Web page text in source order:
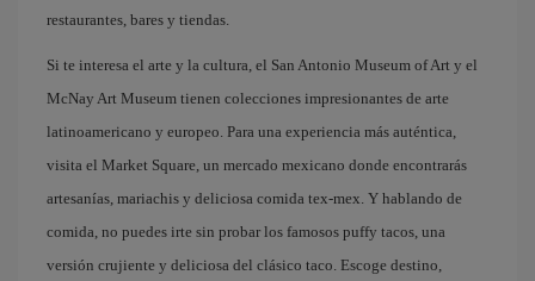
restaurantes, bares y tiendas.
Si te interesa el arte y la cultura, el San Antonio Museum of Art y el
McNay Art Museum tienen colecciones impresionantes de arte
latinoamericano y europeo. Para una experiencia más auténtica,
visita el Market Square, un mercado mexicano donde encontrarás
artesanías, mariachis y deliciosa comida tex-mex. Y hablando de
comida, no puedes irte sin probar los famosos puffy tacos, una
versión crujiente y deliciosa del clásico taco. Escoge destino,